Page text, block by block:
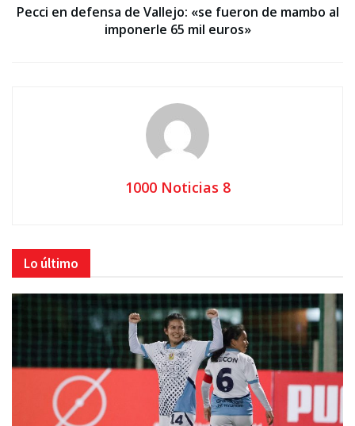
Pecci en defensa de Vallejo: «se fueron de mambo al
imponerle 65 mil euros»
1000 Noticias 8
Lo último